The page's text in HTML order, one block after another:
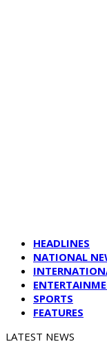
HEADLINES
NATIONAL
SPORTS
FEATURES
LATEST NEWS